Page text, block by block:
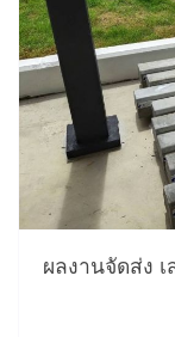
ผลงานจัดส่ง